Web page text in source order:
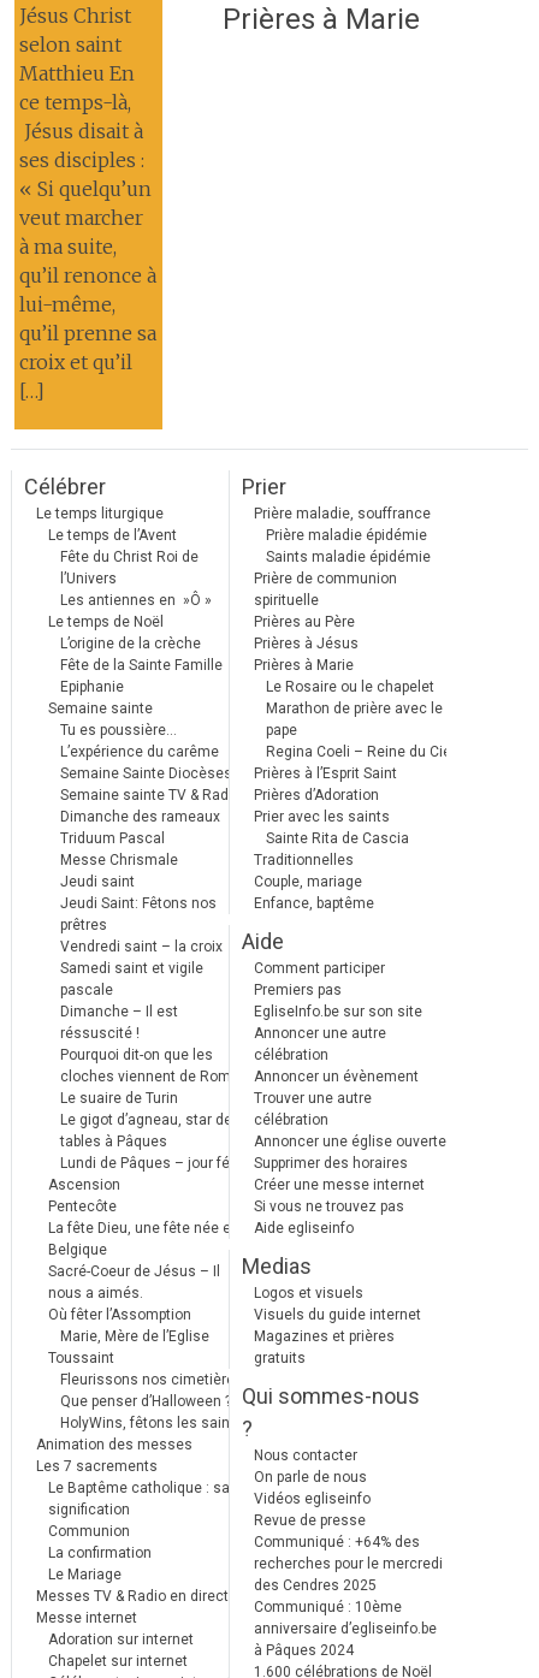
Jésus Christ
selon saint
Matthieu En
ce temps-là,
Jésus disait à
ses disciples :
« Si quelqu’un
veut marcher
à ma suite,
qu’il renonce à
lui-même,
qu’il prenne sa
croix et qu’il
[…]
Prières à Marie
Célébrer
Le temps liturgique
Le temps de l’Avent
Fête du Christ Roi de
l’Univers
Les antiennes en »Ô »
Le temps de Noël
L’origine de la crèche
Fête de la Sainte Famille
Epiphanie
Semaine sainte
Tu es poussière…
L’expérience du carême
Semaine Sainte Diocèses
Semaine sainte TV & Radio
Dimanche des rameaux
Triduum Pascal
Messe Chrismale
Jeudi saint
Jeudi Saint: Fêtons nos
prêtres
Vendredi saint – la croix
Samedi saint et vigile
pascale
Dimanche – Il est
réssuscité !
Pourquoi dit-on que les
cloches viennent de Rome ?
Le suaire de Turin
Le gigot d’agneau, star des
tables à Pâques
Lundi de Pâques – jour férié
Ascension
Pentecôte
La fête Dieu, une fête née en
Belgique
Sacré-Coeur de Jésus – Il
nous a aimés.
Où fêter l’Assomption
Marie, Mère de l’Eglise
Toussaint
Fleurissons nos cimetières
Que penser d’Halloween ?
HolyWins, fêtons les saints !
Animation des messes
Les 7 sacrements
Le Baptême catholique : sa
signification
Communion
La confirmation
Le Mariage
Messes TV & Radio en direct
Messe internet
Adoration sur internet
Chapelet sur internet
Prier
Prière maladie, souffrance
Prière maladie épidémie
Saints maladie épidémie
Prière de communion
spirituelle
Prières au Père
Prières à Jésus
Prières à Marie
Le Rosaire ou le chapelet
Marathon de prière avec le
pape
Regina Coeli – Reine du Ciel
Prières à l’Esprit Saint
Prières d’Adoration
Prier avec les saints
Sainte Rita de Cascia
Traditionnelles
Couple, mariage
Enfance, baptême
Aide
Comment participer
Premiers pas
EgliseInfo.be sur son site
Annoncer une autre
célébration
Annoncer un évènement
Trouver une autre
célébration
Annoncer une église ouverte
Supprimer des horaires
Créer une messe internet
Si vous ne trouvez pas
Aide egliseinfo
Medias
Logos et visuels
Visuels du guide internet
Magazines et prières
gratuits
Qui sommes-nous
?
Nous contacter
On parle de nous
Vidéos egliseinfo
Revue de presse
Communiqué : +64% des
recherches pour le mercredi
des Cendres 2025
Communiqué : 10ème
anniversaire d’egliseinfo.be
à Pâques 2024
1.600 célébrations de Noël